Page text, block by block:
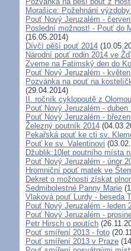
Morašice: Požehnání
Pouť Nový Jeruzalém -
Poslední možnost! - Pouť do
(16.05.2014)
Dívčí pěší pouť 2014
Národní pouť rodin 2014 ve
Zveme na Fatimský den do
Pouť Nový Jeruzalém - květen
Pozvánka na pouť na
(29.04.2014)
II. ročník cyklopoutě z
Pouť Nový Jeruzalém - duben
Pouť Nový Jeruzalém -
Železný poutník 2014
Pekařská pouť ke cti sv.
Pouť ke sv. Valentinovi
Džublik:10let poutního místa
Pouť Nový Jeruzalém - únor
Hromniční pouť matek ve
Dekret o možnosti získat
Sedmibolestné Panny Marie
Vlaková pouť Lurdy - beseda
Pouť Nový Jeruzalém - leden
Pouť Nový Jeruzalém -
Petr Hirsch o poutích
Pouť smíření 2013 - foto
Pouť smíření 2013 v Praze